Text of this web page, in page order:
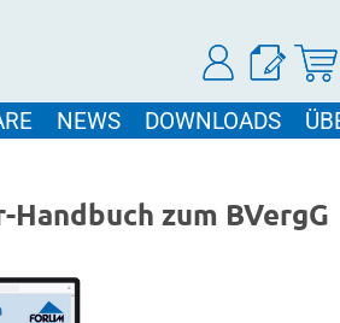
NEWS DOWNLOADS
zum BVergG